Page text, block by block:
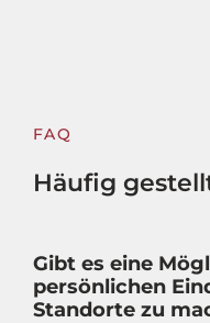
FAQ
Häufig
Gibt es eine
persönlichen
Standorte zu